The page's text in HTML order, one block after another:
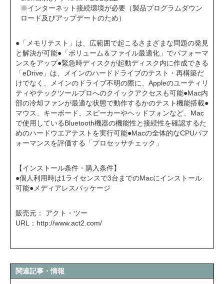
※インターネット接続環境が必要（製品プログラムダウン
ロード及びアップデートのため）
●「メモリテスト」は、広範囲で起こるさまざまな問題の発見
と解決が可能●「ボリューム＆ファイル最適化」でパフォーマ
ンスをアップ●緊急時ディスクが起動ディスク内に作成できる
「eDrive」は、メインのハードドライブのテスト・再構築だ
けでなく、メインのドライブ不明の際に、Appleのユーティリ
ティやテックツールプロへのクイックアクセスも可能●Mac内
部の冷却ファンが最適な状態で動作するかのテスト機能搭載●
マウス、キーボード、スピーカーやヘッドフォンなど、Mac
で使用しているBluetooth機器の機能性と接続性を確認するた
めのハードウエアテストを実行可能●Macの全体的なCPUパフ
ォーマンスを評価する「プロセッサチェック」
【インストール条件・購入条件】
●個人利用時は1ライセンスで3台までのMacにインストール
可能●メディアレスパッケージ
販売元： アクト・ツー
URL： http://www.act2.com/
関連記事・情報